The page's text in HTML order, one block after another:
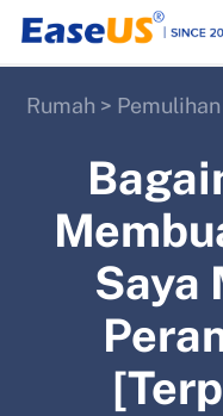
Rumah >
Saya